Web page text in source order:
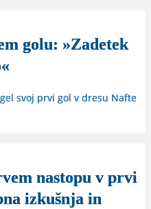
golu: »Zadetek
svoj prvi gol v dresu Nafte
nastopu v prvi
izkušnja in